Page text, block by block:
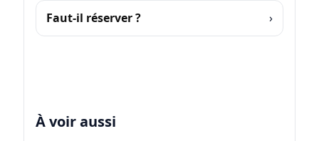
Faut-il réserver ?
À voir aussi